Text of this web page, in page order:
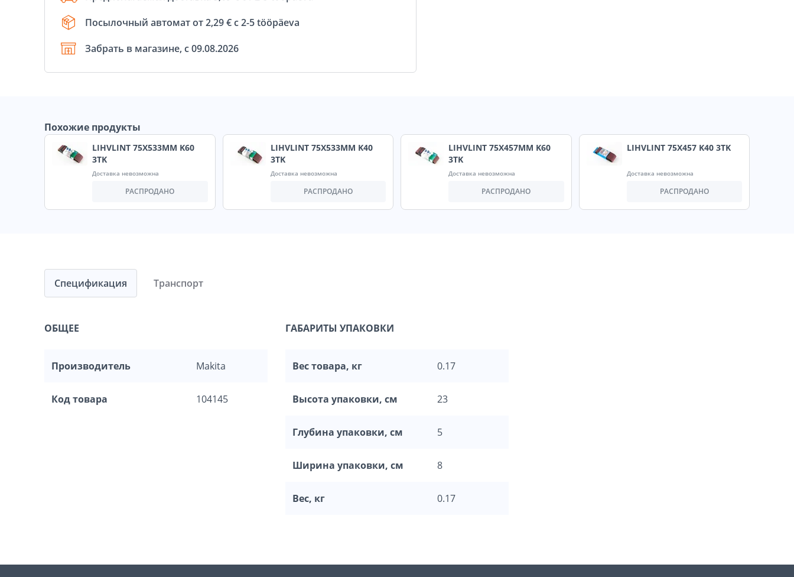
Посылочный автомат от 2,29 € с 2-5 tööpäeva
Забрать в магазине, с 09.08.2026
Похожие продукты
LIHVLINT 75X533MM K60
3TK
Доставка невозможна
РАСПРОДАНО
LIHVLINT 75X533MM K40
3TK
Доставка невозможна
РАСПРОДАНО
LIHVLINT 75X457MM K60
3TK
Доставка невозможна
РАСПРОДАНО
LIHVLINT 75X457 K40 3TK
Доставка невозможна
РАСПРОДАНО
Спецификация
ОБЩЕЕ
Производитель Makita
Код товара 104145
ГАБАРИТЫ УПАКОВКИ
Вес товара, кг 0.17
Высота упаковки, см 23
Глубина упаковки, см 5
Ширина упаковки, см 8
Вес, кг 0.17
Транспорт